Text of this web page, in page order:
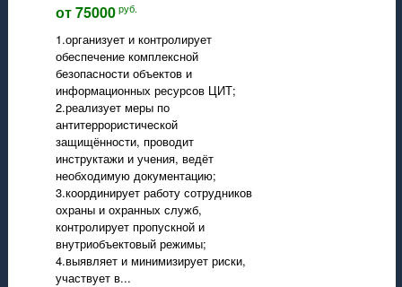
от 75000руб.
1.организует и контролирует
обеспечение комплексной
безопасности объектов и
информационных ресурсов ЦИТ;
2.реализует меры по
антитеррористической
защищённости, проводит
инструктажи и учения, ведёт
необходимую документацию;
3.координирует работу сотрудников
охраны и охранных служб,
контролирует пропускной и
внутриобъектовый режимы;
4.выявляет и минимизирует риски,
участвует в...